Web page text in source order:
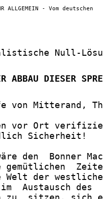
ALLGEMEIN - Vom deutschen
Null-
ABBAU DIESER